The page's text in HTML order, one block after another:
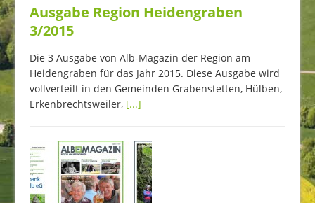
Ausgabe Region Heidengraben
3/2015
Die 3 Ausgabe von Alb-Magazin der Region am
Heidengraben für das Jahr 2015. Diese Ausgabe wird
vollverteilt in den Gemeinden Grabenstetten, Hülben,
Erkenbrechtsweiler, [...]